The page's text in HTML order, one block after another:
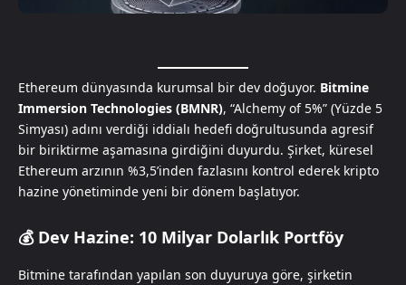
Ethereum dünyasında kurumsal bir dev doğuyor. Bitmine
Immersion Technologies (BMNR), “Alchemy of 5%” (Yüzde 5
Simyası) adını verdiği iddialı hedefi doğrultusunda agresif
bir biriktirme aşamasına girdiğini duyurdu. Şirket, küresel
Ethereum arzının %3,5’inden fazlasını kontrol ederek kripto
hazine yönetiminde yeni bir dönem başlatıyor.
💰 Dev Hazine: 10 Milyar Dolarlık Portföy
Bitmine tarafından yapılan son duyuruya göre, şirketin